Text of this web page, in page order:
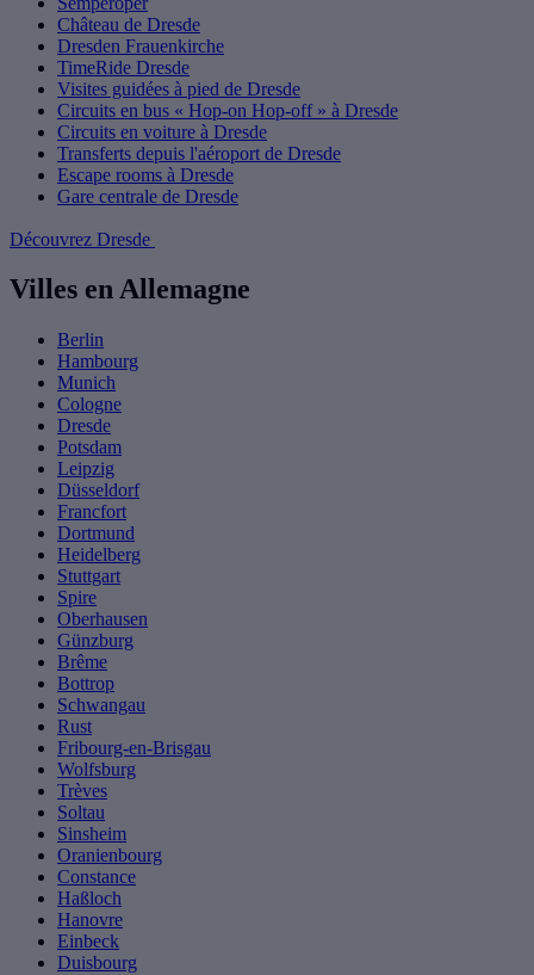
Château de Dresde
Dresden Frauenkirche
TimeRide Dresde
Visites guidées à pied de Dresde
Circuits en bus « Hop-on Hop-off » à Dresde
Circuits en voiture à Dresde
Transferts depuis l'aéroport de Dresde
Escape rooms à Dresde
Gare centrale de Dresde
Découvrez Dresde
Villes en Allemagne
Berlin
Hambourg
Munich
Cologne
Dresde
Potsdam
Leipzig
Düsseldorf
Francfort
Dortmund
Heidelberg
Stuttgart
Spire
Oberhausen
Günzburg
Brême
Bottrop
Schwangau
Rust
Fribourg-en-Brisgau
Wolfsburg
Trèves
Soltau
Sinsheim
Oranienbourg
Constance
Haßloch
Hanovre
Einbeck
Duisbourg